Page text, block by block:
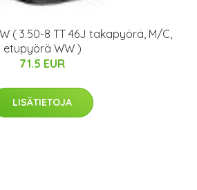
( 3.50-8 TT 46J takapyörä, M/C,
etupyörä WW )
71.5 EUR
LISÄTIETOJA